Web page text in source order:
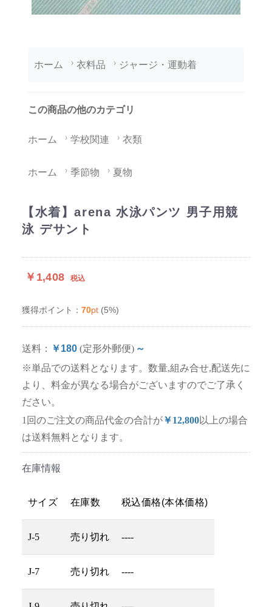
ホーム 衣料品 ジャージ・運動着
この商品の他のカテゴリ
ホーム 学校関連 衣類
ホーム 季節物 夏物
【水着】arena 水泳パンツ 男子用競
泳 デサント
￥1,408 税込
獲得ポイント： 70pt (5%)
送料： ￥180 (定形外郵便) ～
※単品での送料となります。数量,組み合せ,配送先に
より、料金が異なる場合がございますのでご了承く
ださい。
1回のご注文の商品代金の合計が￥12,800以上の場合
は送料無料となります。
在庫情報
サイズ 在庫数 税込価格(本体価格)
J-5 売り切れ ----
J-7 売り切れ ----